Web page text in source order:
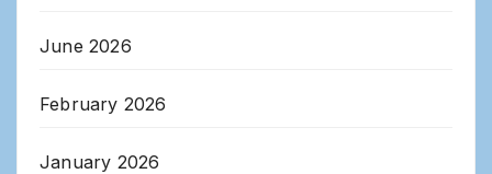
June 2026
February 2026
January 2026